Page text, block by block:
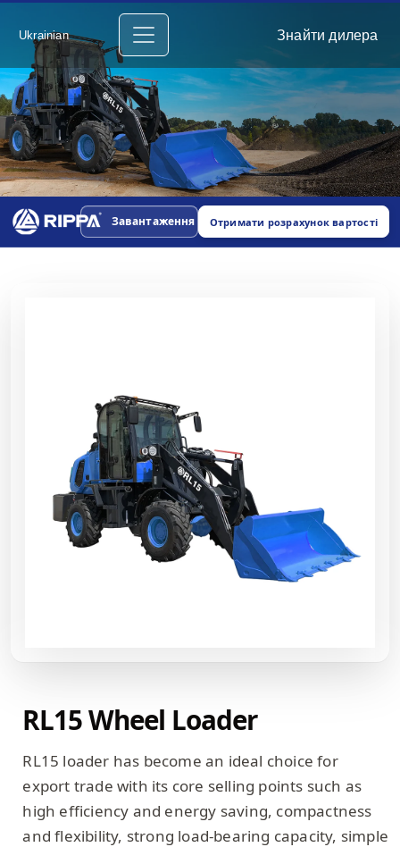
Ukrainian Знайти дилера
Завантаження Отримати розрахунок вартості
RL15 Wheel Loader
RL15 loader has become an ideal choice for
export trade with its core selling points such as
high efficiency and energy saving, compactness
and flexibility, strong load-bearing capacity, simple